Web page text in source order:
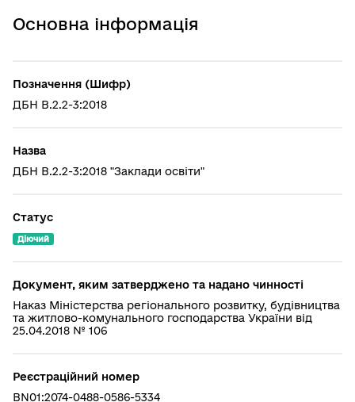
Основна інформація
Позначення (Шифр)
ДБН В.2.2-3:2018
Назва
ДБН В.2.2-3:2018 "Заклади освіти"
Статус
Діючий
Документ, яким затверджено та надано чинності
Наказ Міністерства регіонального розвитку, будівництва
та житлово-комунального господарства України від
25.04.2018 № 106
Реєстраційний номер
BN01:2074-0488-0586-5334